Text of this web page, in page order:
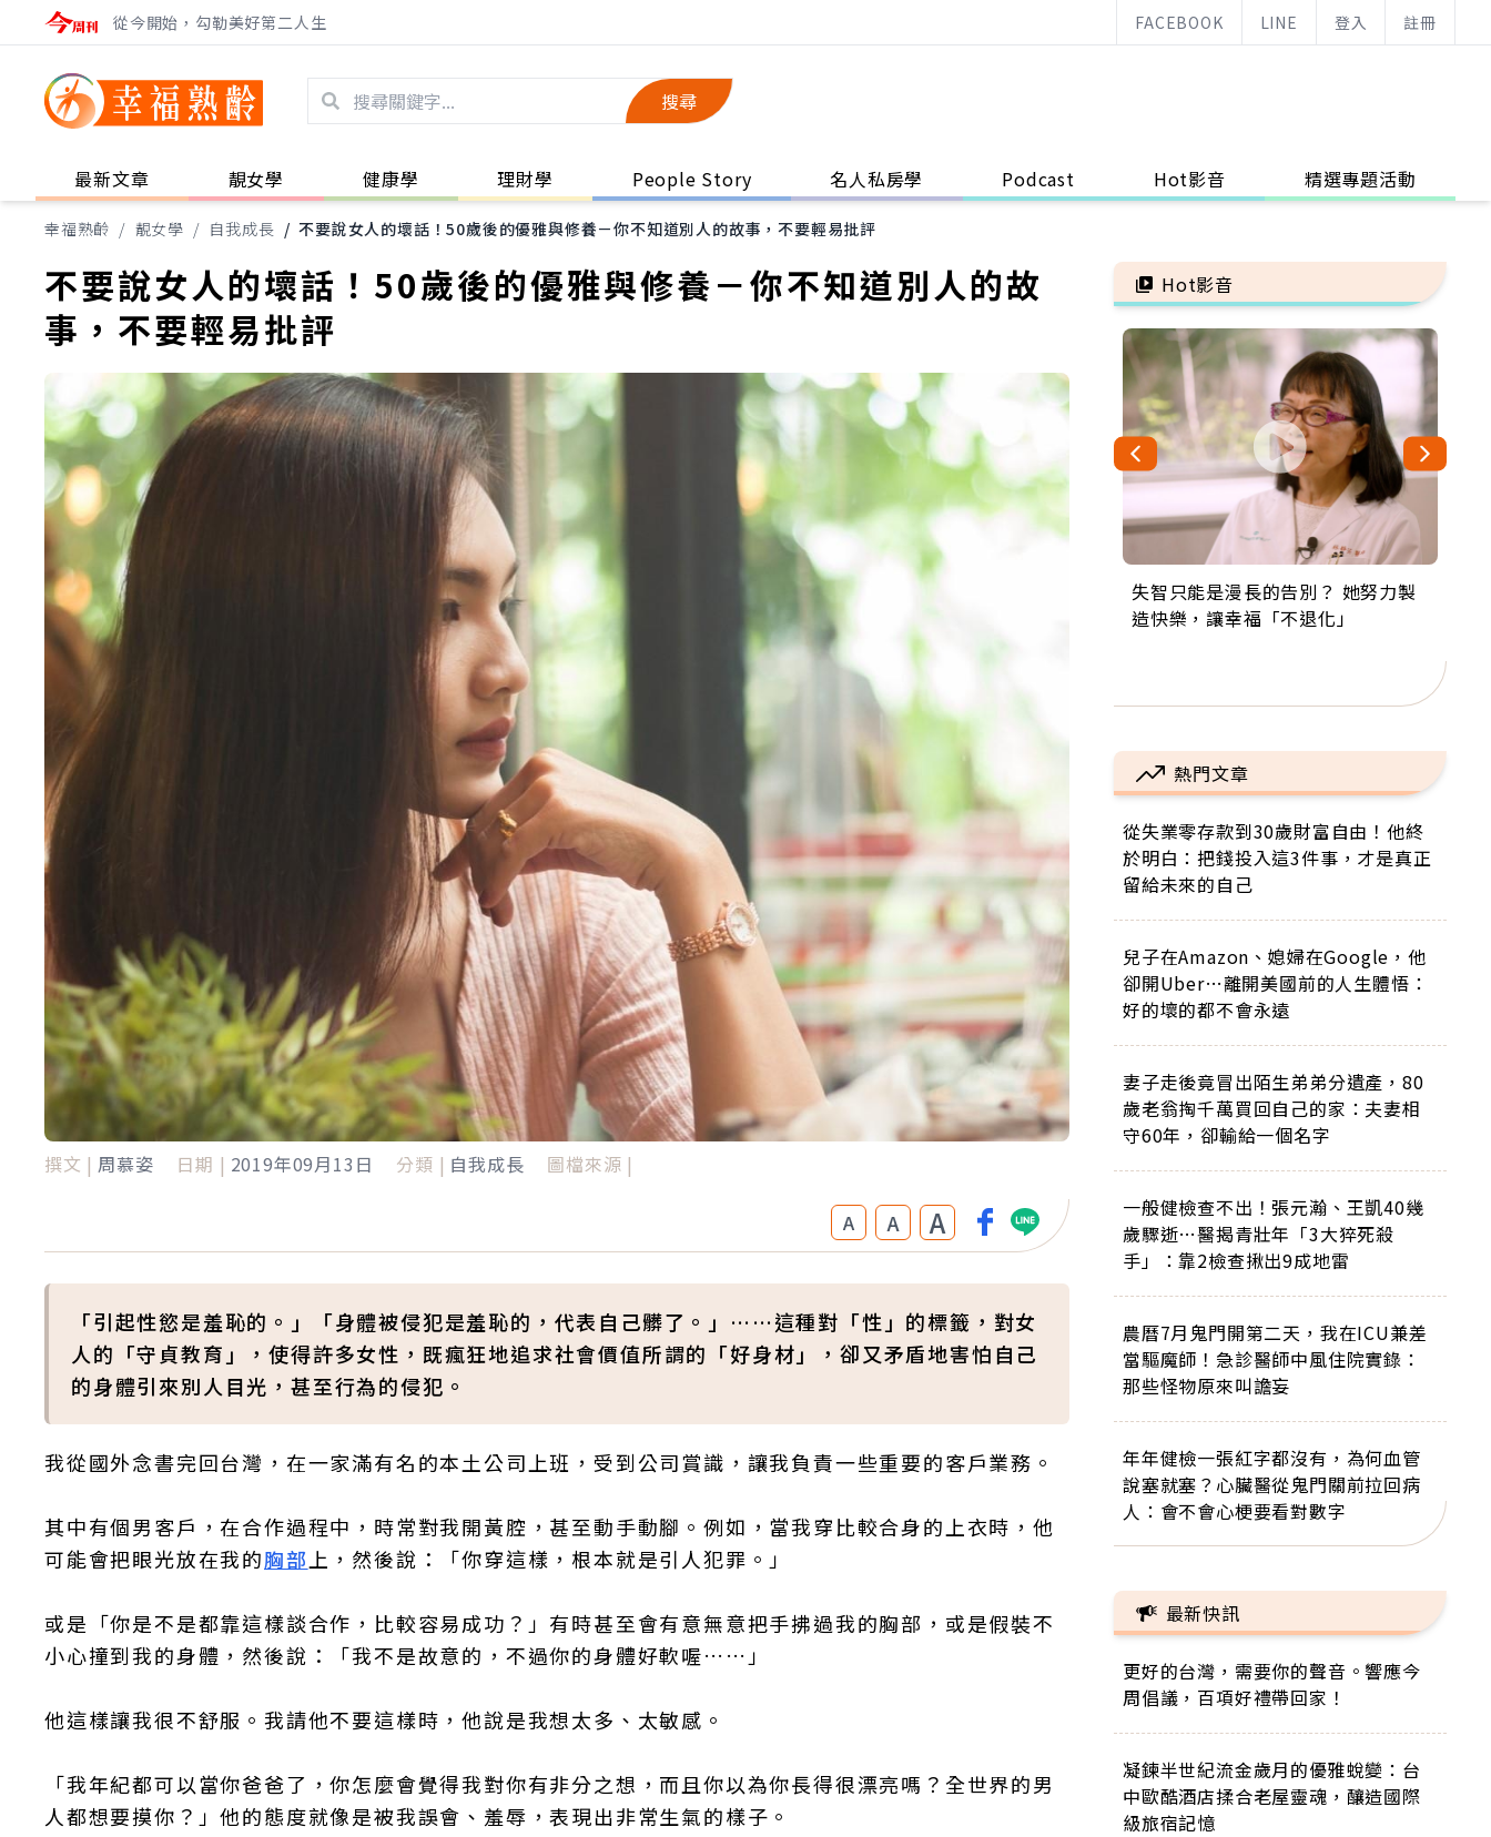
從今開始，勾勒美好第二人生 FACEBOOK LINE 登入 註冊
搜尋
最新文章 靚女學 健康學 理財學 People Story 名人私房學 Podcast Hot影音 精選專題活動
幸福熟齡 / 靚女學 / 自我成長 / 不要說女人的壞話！50歲後的優雅與修養－你不知道別人的故事，不要輕易批評
不要說女人的壞話！50歲後的優雅與修養－你不知道別人的故
事，不要輕易批評
撰文 | 周慕姿 日期 | 2019年09月13日 分類 | 自我成長 圖檔來源 |
A A A
「引起性慾是羞恥的。」「身體被侵犯是羞恥的，代表自己髒了。」……這種對「性」的標籤，對女
人的「守貞教育」，使得許多女性，既瘋狂地追求社會價值所謂的「好身材」，卻又矛盾地害怕自己
的身體引來別人目光，甚至行為的侵犯。
我從國外念書完回台灣，在一家滿有名的本土公司上班，受到公司賞識，讓我負責一些重要的客戶業務。
其中有個男客戶，在合作過程中，時常對我開黃腔，甚至動手動腳。例如，當我穿比較合身的上衣時，他
可能會把眼光放在我的胸部 上，然後說：「你穿這樣，根本就是引人犯罪。」
或是「你是不是都靠這樣談合作，比較容易成功？」有時甚至會有意無意把手拂過我的胸部，或是假裝不
小心撞到我的身體，然後說：「我不是故意的，不過你的身體好軟喔……」
他這樣讓我很不舒服。我請他不要這樣時，他說是我想太多、太敏感。
「我年紀都可以當你爸爸了，你怎麼會覺得我對你有非分之想，而且你以為你長得很漂亮嗎？全世界的男
人都想要摸你？」他的態度就像是被我誤會、羞辱，表現出非常生氣的樣子。
Hot影音
失智只能是漫長的告別？ 她努力製
造快樂，讓幸福「不退化」
來自剛果的巧克力神父 為台灣奉獻
36年 「台灣是我的家，我連作夢都
63歲卸矽谷副總、搬回台灣找快
樂！「蛋黃哥小丑」走進安養院，
104歲打破金氏世界紀錄 成為全球
最年長羽球選手，分享長壽的秘密
事業巔峰他選擇追夢…黑手阿伯拉
小提琴還登上小巨蛋！連CNN都大
熱門文章
從失業零存款到30歲財富自由！他終
於明白：把錢投入這3件事，才是真正
留給未來的自己
兒子在Amazon、媳婦在Google，他
卻開Uber…離開美國前的人生體悟：
好的壞的都不會永遠
妻子走後竟冒出陌生弟弟分遺產，80
歲老翁掏千萬買回自己的家：夫妻相
守60年，卻輸給一個名字
一般健檢查不出！張元瀚、王凱40幾
歲驟逝…醫揭青壯年「3大猝死殺
手」：靠2檢查揪出9成地雷
農曆7月鬼門開第二天，我在ICU兼差
當驅魔師！急診醫師中風住院實錄：
那些怪物原來叫譫妄
年年健檢一張紅字都沒有，為何血管
說塞就塞？心臟醫從鬼門關前拉回病
人：會不會心梗要看對數字
最新快訊
更好的台灣，需要你的聲音。響應今
周倡議，百項好禮帶回家！
凝鍊半世紀流金歲月的優雅蛻變：台
中歐酷酒店揉合老屋靈魂，釀造國際
級旅宿記憶